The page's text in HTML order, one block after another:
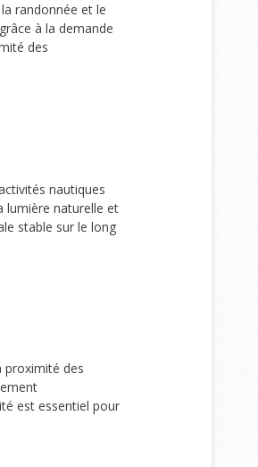
randonnée et le
grâce à la demande
des
nautiques
lumière naturelle et
stable sur le long
proximité des
est essentiel pour